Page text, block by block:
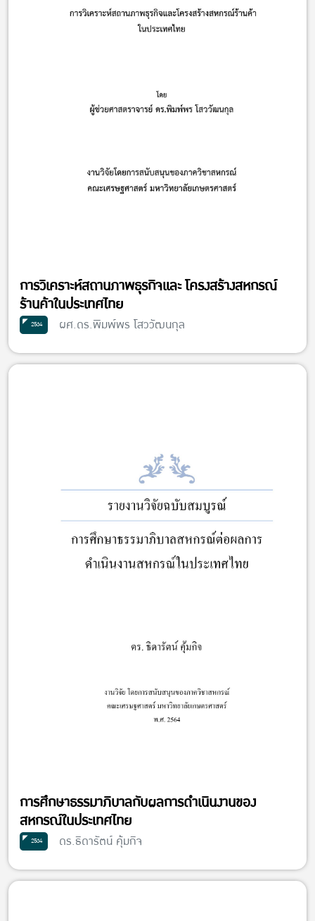
การวิเคราะห์สถานภาพธุรกิจและ โครงสร้างสหกรณ์
ร้านค้าในประเทศไทย
2564 ผศ.ดร.พิมพ์พร โสววัฒนกุล
การศึกษาธรรมาภิบาลกับผลการดำเนินงานของ
สหกรณ์ในประเทศไทย
2564 ดร.ธิดารัตน์ คุ้มกิจ